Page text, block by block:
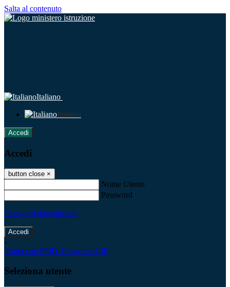
Salta al contenuto
Italiano
Italiano
Accedi
Accedi
button close ×
Nome Utente
Password
Password dimenticata?
-
Entra con SPID Entra con CIE
Seleziona utente